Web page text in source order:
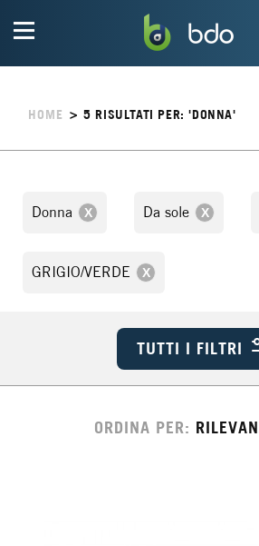
HOME > 5RISULTATI PER: 'DONNA'
Donna Da sole
GRIGIO/VERDE
TUTTI I FILTRI
ORDINA PER